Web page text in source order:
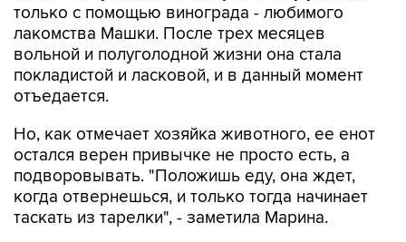
только с помощью винограда - любимого
лакомства Машки. После трех месяцев
вольной и полуголодной жизни она стала
покладистой и ласковой, и в данный момент
отъедается.
Но, как отмечает хозяйка животного, ее енот
остался верен привычке не просто есть, а
подворовывать. "Положишь еду, она ждет,
когда отвернешься, и только тогда начинает
таскать из тарелки", - заметила Марина.